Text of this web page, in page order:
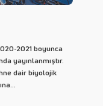
2021 boyunca
yayınlanmıştır.
dair biyolojik